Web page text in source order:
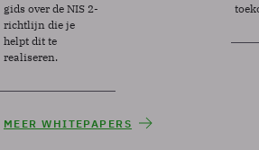
gids over de NIS 2-
richtlijn die je
helpt dit te
realiseren.
MEER WHITEPAPERS